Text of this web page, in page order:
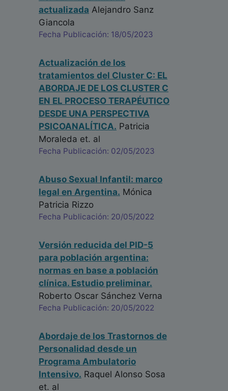
actualizada Alejandro Sanz
Giancola
Fecha Publicación: 18/05/2023
Actualización de los
tratamientos del Cluster C: EL
ABORDAJE DE LOS CLUSTER C
EN EL PROCESO TERAPÉUTICO
DESDE UNA PERSPECTIVA
PSICOANALÍTICA. Patricia
Moraleda et. al
Fecha Publicación: 02/05/2023
Abuso Sexual Infantil: marco
legal en Argentina. Mónica
Patricia Rizzo
Fecha Publicación: 20/05/2022
Versión reducida del PID-5
para población argentina:
normas en base a población
clínica. Estudio preliminar.
Roberto Oscar Sánchez Verna
Fecha Publicación: 20/05/2022
Abordaje de los Trastornos de
Personalidad desde un
Programa Ambulatorio
Intensivo. Raquel Alonso Sosa
et. al